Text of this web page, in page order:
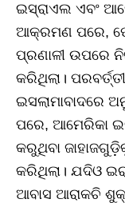
ଇସ୍ରାଏଲ ଏବଂ
ଆକ୍ରମଣ ପରେ,
ପ୍ରଣାଳୀ ଉପରେ
କରିଥିଲା।
ଇସଲାମାବାଦରେ
ପରେ, ଆମେରିକା
କରୁଥିବା
କରିଥିଲା। ଯଦିଓ
ଆବାସ ଆରାକଚି